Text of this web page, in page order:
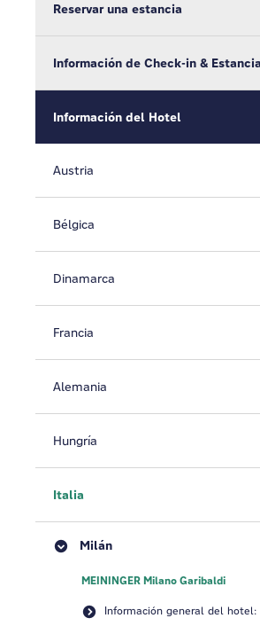
Reservar una estancia
Información de Check-in &
Información del Hotel
Austria
Bélgica
Dinamarca
Francia
Alemania
Hungría
Italia
Milán
MEININGER Milano Garibaldi
Información general del hotel: